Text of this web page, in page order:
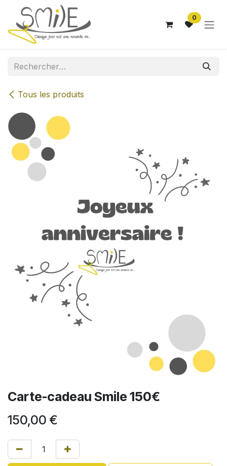
Se rendre au contenu
0
Tous les produits
Carte-cadeau Smile 150€
150,00 €